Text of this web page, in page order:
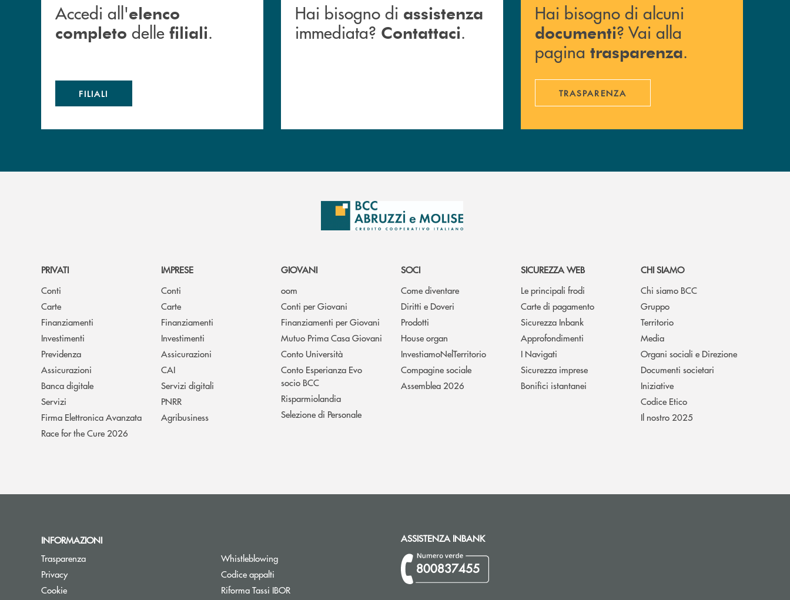
Accedi all'elenco
completo delle filiali.
FILIALI
Hai bisogno di assistenza
immediata? Contattaci.
Hai bisogno di alcuni
documenti? Vai alla
pagina trasparenza.
TRASPARENZA
PRIVATI
Conti
Carte
Finanziamenti
Investimenti
Previdenza
Assicurazioni
Banca digitale
Servizi
Firma Elettronica Avanzata
Race for the Cure 2026
IMPRESE
Conti
Carte
Finanziamenti
Investimenti
Assicurazioni
CAI
Servizi digitali
PNRR
Agribusiness
GIOVANI
oom
Conti per Giovani
Finanziamenti per Giovani
Mutuo Prima Casa Giovani
Conto Università
Conto Esperianza Evo
socio BCC
Risparmiolandia
Selezione di Personale
SOCI
Come diventare
Diritti e Doveri
Prodotti
House organ
InvestiamoNelTerritorio
Compagine sociale
Assemblea 2026
SICUREZZA WEB
Le principali frodi
Carte di pagamento
Sicurezza Inbank
Approfondimenti
I Navigati
Sicurezza imprese
Bonifici istantanei
CHI SIAMO
Chi siamo BCC
Gruppo
Territorio
Media
Organi sociali e Direzione
Documenti societari
Iniziative
Codice Etico
Il nostro 2025
INFORMAZIONI
Trasparenza
Privacy
Cookie
Whistleblowing
Codice appalti
Riforma Tassi IBORApre una nuova finestra
ASSISTENZA INBANK
800837455